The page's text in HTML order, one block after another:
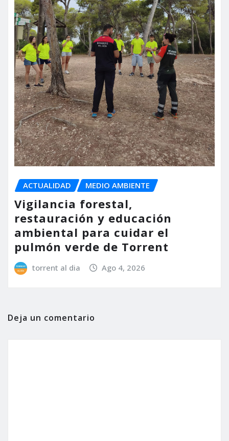
ACTUALIDAD MEDIO AMBIENTE
Vigilancia forestal,
restauración y educación
ambiental para cuidar el
pulmón verde de Torrent
torrent al dia Ago 4, 2026
Deja un comentario